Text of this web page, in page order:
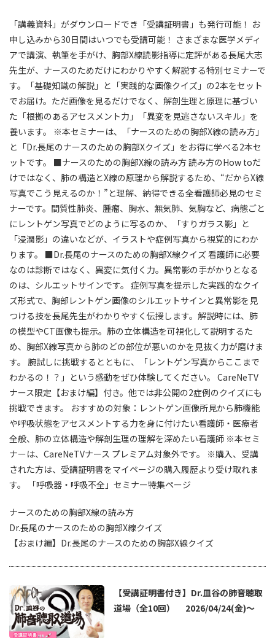
「講義資料」がダウンロードでき「受講証明書」も発行可能！ お
申し込みから30日間はいつでも受講可能！ さまざまな医学メディ
アで講演、執筆を手がけ、胸部X線読影指導に定評がある長尾大志
先生が、ナースのためだけにわかりやすく解説する特別セミナーで
す。「基礎知識の解説」と「実践的な画像クイズ」の2本をセット
でお届け。ただ画像を見るだけでなく、解剖生理と原理に基づい
た「根拠のあるアセスメント力」「異変を見逃さないスキル」を
養います。 ※本セミナーは、「ナースのための胸部X線の読み方」
と「Dr.長尾のナースのための胸部Xクイズ」をお得に学べる2本セ
ットです。 ■ナースのための胸部X線の読み方 読み方のHow toだ
けではなく、肺の構造とX線の原理から解説するため、“だからX線
写真でこう見えるのか！”と理解、納得できる全看護師必見のセミ
ナーです。間質性肺炎、腫瘤、胸水、無気肺、気胸など、病態ごと
にレントゲン写真でどのように写るのか、「すりガラス影」と
「浸潤影」の違いなどが、イラストや症例写真から視覚的にわか
ります。 ■Dr.長尾のナースのための胸部X線クイズ 看護師に必要
なのは診断ではなく、異変に気付く力。異常影の手がかりとなる
のは、シルエットサインです。 症例写真を提示した実践的なクイ
ズ形式で、胸部レントゲン画像のシルエットサインと異常影を見
つける技を長尾先生がわかりやすく伝授します。解説時には、肺
の模型やCT画像も提示。肺の立体構造を可視化して説明するた
め、胸部X線写真から肺のどの部位が悪いのかを見抜く力が磨けま
す。 腕試しに挑戦するとともに、「レントゲン写真からここまで
わかるの！？」という感動をぜひ体験してください。 CareNeTV
ナース限定【おまけ編】付き。他では非公開の2症例のクイズにも
挑戦できます。 おすすめの対象：レントゲン画像所見から肺機能
や呼吸状態をアセスメントする力を身に付けたい看護師・医療者
全般、肺の立体構造や解剖生理の理解を深めたい看護師 ※本セミ
ナーは、CareNeTVナース プレミアム対象外です。 ※購入、受講
された方は、受講証明書をマイページの購入履歴より受け取れま
す。 「呼吸器・呼吸不全」セミナー特集ページ
ナースのための胸部X線の読み方
Dr.長尾のナースのための胸部X線クイズ
【おまけ編】Dr.長尾のナースのための胸部X線クイズ
【受講証明書付き】Dr.皿谷の肺音聴取
道場（全10回） 2026/04/24(金)～